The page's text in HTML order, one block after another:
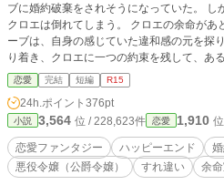
ブに婚約破棄をされそうになっていた。 しかし、婚約破棄を宣言される前に、
クロエは倒れてしまう。 クロエの余命があと一年ということがわかり、スティ
ーブは、自身の感じていた違和感の元を探り始める。 スティー
り着き、クロエに一つの約束を残して、ある選択
り短めです。 ※ベリーズカフェにも投稿し
恋愛 完結 短編 R15
24h.ポイント 376pt
小説 3,564 位 / 228,623件 恋愛 1,910
恋愛ファンタジー ハッピーエンド
悪役令嬢（公爵令嬢）
すれ違い 余